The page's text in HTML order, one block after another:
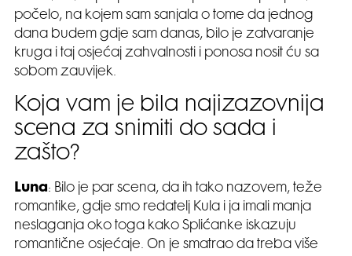
počelo, na kojem sam sanjala o tome da jednog
dana budem gdje sam danas, bilo je zatvaranje
kruga i taj osjećaj zahvalnosti i ponosa nosit ću sa
sobom zauvijek.
Koja vam je bila najizazovnija
scena za snimiti do sada i
zašto?
Luna: Bilo je par scena, da ih tako nazovem, teže
romantike, gdje smo redatelj Kula i ja imali manja
neslaganja oko toga kako Splićanke iskazuju
romantične osjećaje. On je smatrao da treba više